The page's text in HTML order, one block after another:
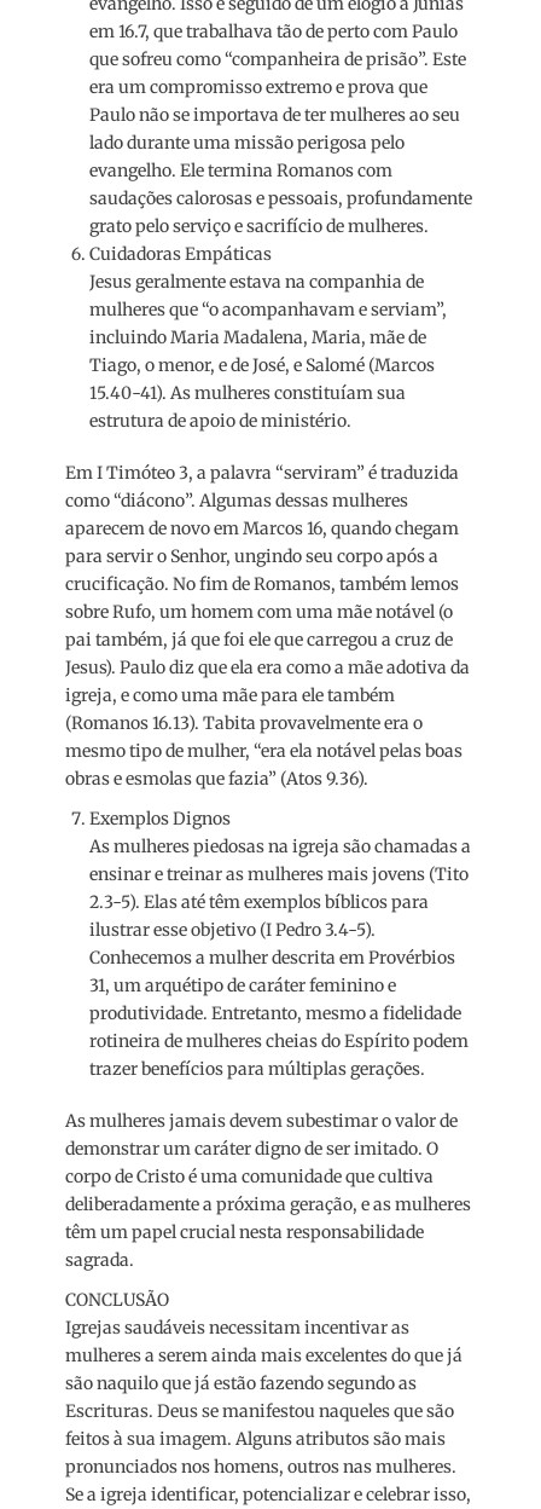
em 16.7, que trabalhava tão de perto com Paulo
que sofreu como “companheira de prisão”. Este
era um compromisso extremo e prova que
Paulo não se importava de ter mulheres ao seu
lado durante uma missão perigosa pelo
evangelho. Ele termina Romanos com
saudações calorosas e pessoais, profundamente
grato pelo serviço e sacrifício de mulheres.
Cuidadoras Empáticas
Jesus geralmente estava na companhia de
mulheres que “o acompanhavam e serviam”,
incluindo Maria Madalena, Maria, mãe de
Tiago, o menor, e de José, e Salomé (Marcos
15.40-41). As mulheres constituíam sua
estrutura de apoio de ministério.
Em I Timóteo 3, a palavra “serviram” é traduzida
como “diácono”. Algumas dessas mulheres
aparecem de novo em Marcos 16, quando chegam
para servir o Senhor, ungindo seu corpo após a
crucificação. No fim de Romanos, também lemos
sobre Rufo, um homem com uma mãe notável (o
pai também, já que foi ele que carregou a cruz de
Jesus). Paulo diz que ela era como a mãe adotiva da
igreja, e como uma mãe para ele também
(Romanos 16.13). Tabita provavelmente era o
mesmo tipo de mulher, “era ela notável pelas boas
obras e esmolas que fazia” (Atos 9.36).
Exemplos Dignos
As mulheres piedosas na igreja são chamadas a
ensinar e treinar as mulheres mais jovens (Tito
2.3-5). Elas até têm exemplos bíblicos para
ilustrar esse objetivo (I Pedro 3.4-5).
Conhecemos a mulher descrita em Provérbios
31, um arquétipo de caráter feminino e
produtividade. Entretanto, mesmo a fidelidade
rotineira de mulheres cheias do Espírito podem
trazer benefícios para múltiplas gerações.
As mulheres jamais devem subestimar o valor de
demonstrar um caráter digno de ser imitado. O
corpo de Cristo é uma comunidade que cultiva
deliberadamente a próxima geração, e as mulheres
têm um papel crucial nesta responsabilidade
sagrada.
CONCLUSÃO
Igrejas saudáveis necessitam incentivar as
mulheres a serem ainda mais excelentes do que já
são naquilo que já estão fazendo segundo as
Escrituras. Deus se manifestou naqueles que são
feitos à sua imagem. Alguns atributos são mais
pronunciados nos homens, outros nas mulheres.
Se a igreja identificar, potencializar e celebrar isso,